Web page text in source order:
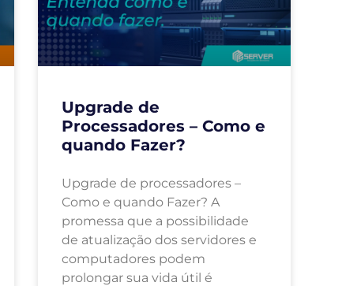
Upgrade de
Processadores – Como e
quando Fazer?
Upgrade de processadores –
Como e quando Fazer? A
promessa que a possibilidade
de atualização dos servidores e
computadores podem
prolongar sua vida útil é